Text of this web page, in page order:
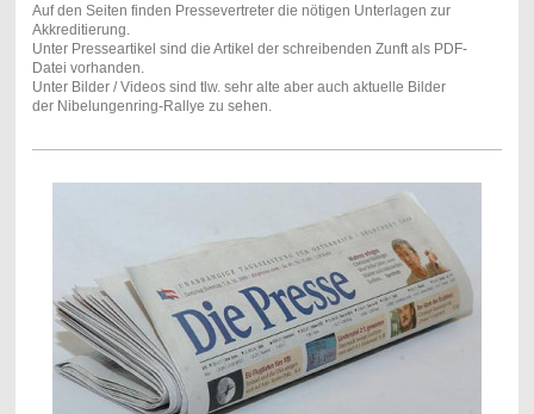
Auf den Seiten finden Pressevertreter die nötigen Unterlagen zur
Akkreditierung.
Unter Presseartikel sind die Artikel der schreibenden Zunft als PDF-
Datei vorhanden.
Unter Bilder / Videos sind tlw. sehr alte aber auch aktuelle Bilder
der Nibelungenring-Rallye zu sehen.